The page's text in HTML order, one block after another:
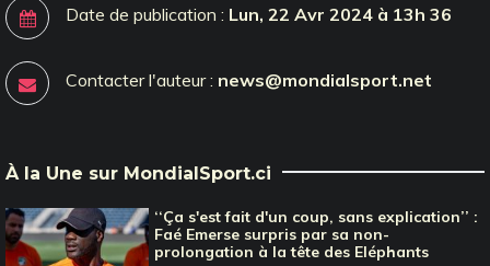
Date de publication : Lun, 22 Avr 2024 à 13h 36
Contacter l'auteur : news@mondialsport.net
À la Une sur MondialSport.ci
‘‘Ça s'est fait d'un coup, sans explication’’ :
Faé Emerse surpris par sa non-
prolongation à la tête des Eléphants